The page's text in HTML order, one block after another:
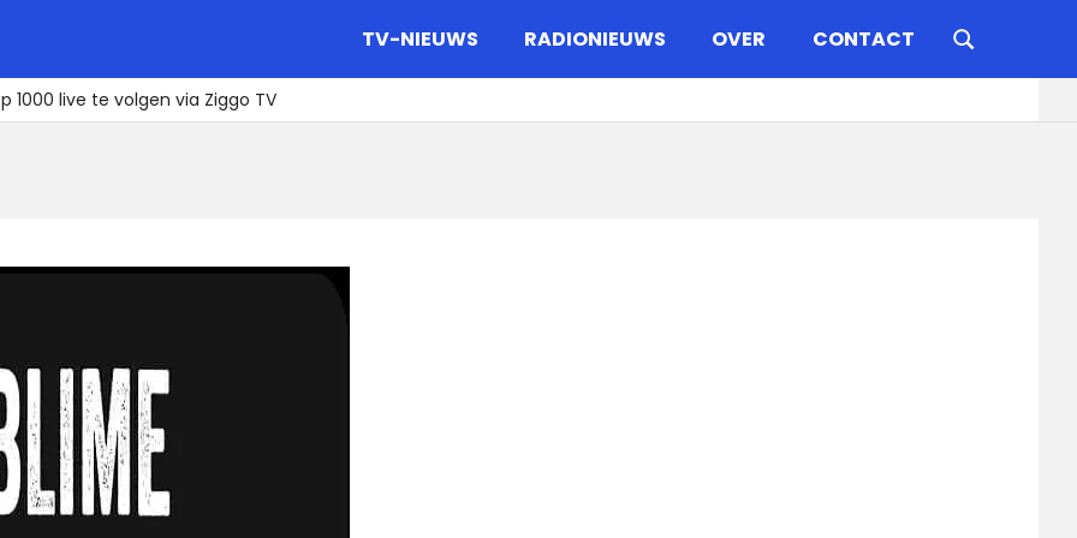
TV-NIEUWS RADIONIEUWS OVER CONTACT
1000 live te volgen via Ziggo TV